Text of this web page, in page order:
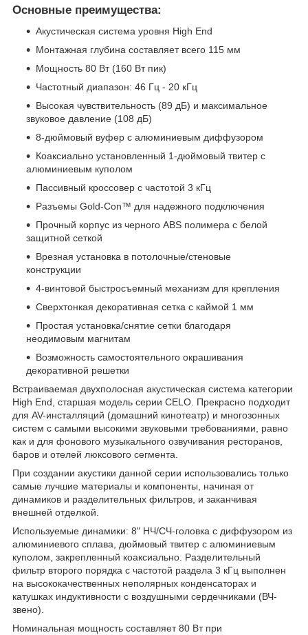
Основные преимущества:
Акустическая система уровня High End
Монтажная глубина составляет всего 115 мм
Мощность 80 Вт (160 Вт пик)
Частотный диапазон: 46 Гц - 20 кГц
Высокая чувствительность (89 дБ) и максимальное
звуковое давление (108 дБ)
8-дюймовый вуфер с алюминиевым диффузором
Коаксиально установленный 1-дюймовый твитер с
алюминиевым куполом
Пассивный кроссовер с частотой 3 кГц
Разъемы Gold-Con™ для надежного подключения
Прочный корпус из черного ABS полимера с белой
защитной сеткой
Врезная установка в потолочные/стеновые
конструкции
4-винтовой быстросъемный механизм для крепления
Сверхтонкая декоративная сетка с каймой 1 мм
Простая установка/снятие сетки благодаря
неодимовым магнитам
Возможность самостоятельного окрашивания
декоративной решетки
Встраиваемая двухполосная акустическая система категории
High End, старшая модель серии CELO. Прекрасно подходит
для AV-инсталляций (домашний кинотеатр) и многозонных
систем с самыми высокими звуковыми требованиями, равно
как и для фонового музыкального озвучивания ресторанов,
баров и отелей люксового сегмента.
При создании акустики данной серии использовались только
самые лучшие материалы и компоненты, начиная от
динамиков и разделительных фильтров, и заканчивая
внешней отделкой.
Используемые динамики: 8" НЧ/СЧ-головка с диффузором из
алюминиевого сплава, дюймовый твитер с алюминиевым
куполом, закрепленный коаксиально. Разделительный
фильтр второго порядка с частотой раздела 3 кГц выполнен
на высококачественных неполярных конденсаторах и
катушках индуктивности с воздушными сердечниками (ВЧ-
звено).
Номинальная мощность составляет 80 Вт при